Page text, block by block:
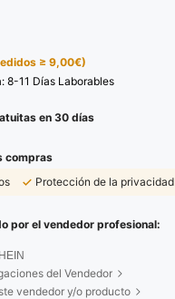
≥ 9,00€)
8-11 Días Laborables
en 30 días
compras
Protección de la privacidad
por el vendedor profesional:
del Vendedor
vendedor y/o producto